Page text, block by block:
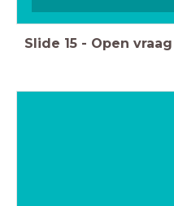
Slide 15 - Open vraag